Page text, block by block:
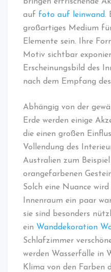
auf foto auf leinwand.
großartiges Medium
Elemente sein. Ihre
Motiv sichtbar
Erscheinungsbild des
nach dem Empfang
Abhängig von der
Erde werden einige
die einen großen
Vollendung des
Australien zum
orangefarbenen
Solch eine Nuance
Innenraum ein paar
sie sind besonders
ein Wanddekoration
Schlafzimmer
werden Wasserfälle in
Klima von den Farben